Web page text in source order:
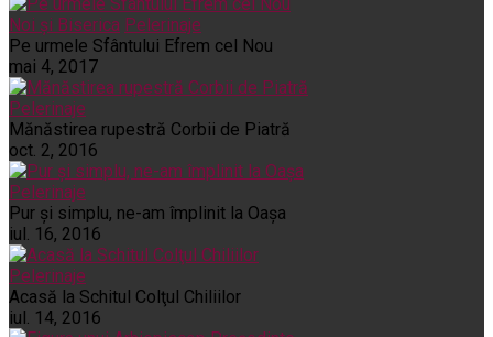
Noi și Biserica Pelerinaje
Pe urmele Sfântului Efrem cel Nou
mai 4, 2017
Pelerinaje
Mănăstirea rupestră Corbii de Piatră
oct. 2, 2016
Pelerinaje
Pur şi simplu, ne-am împlinit la Oaşa
iul. 16, 2016
Pelerinaje
Acasă la Schitul Colţul Chiliilor
iul. 14, 2016